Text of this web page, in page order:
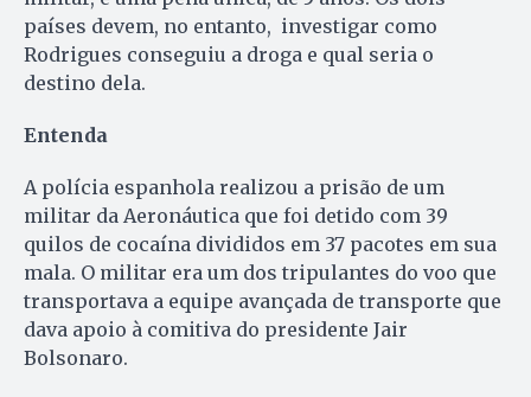
países devem, no entanto, investigar como
Rodrigues conseguiu a droga e qual seria o
destino dela.
Entenda
A polícia espanhola realizou a prisão de um
militar da Aeronáutica que foi detido com 39
quilos de cocaína divididos em 37 pacotes em sua
mala. O militar era um dos tripulantes do voo que
transportava a equipe avançada de transporte que
dava apoio à comitiva do presidente Jair
Bolsonaro.